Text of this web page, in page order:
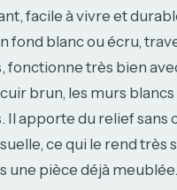
facile à vivre et
fond blanc ou écru,
fonctionne très bien
brun, les murs blancs
Il apporte du relief sans
ce qui le rend très
une pièce déjà meublée.